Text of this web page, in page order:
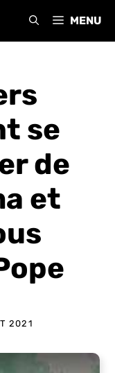
MENU
se
de
et
2021